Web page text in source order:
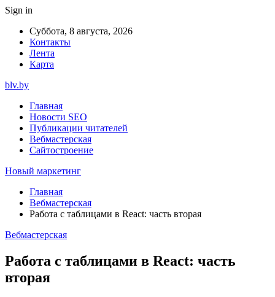
Sign in
Суббота, 8 августа, 2026
Контакты
Лента
Карта
blv.by
Главная
Новости SEO
Публикации читателей
Вебмастерская
Сайтостроение
Новый маркетинг
Главная
Вебмастерская
Работа с таблицами в React: часть вторая
Вебмастерская
Работа с таблицами в React: часть
вторая